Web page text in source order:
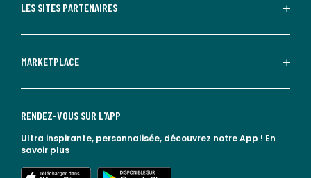
LES SITES PARTENAIRES
MARKETPLACE
RENDEZ-VOUS SUR L'APP
Ultra inspirante, personnalisée, découvrez notre App ! En
savoir plus
lien vers l'app store
lien vers google play